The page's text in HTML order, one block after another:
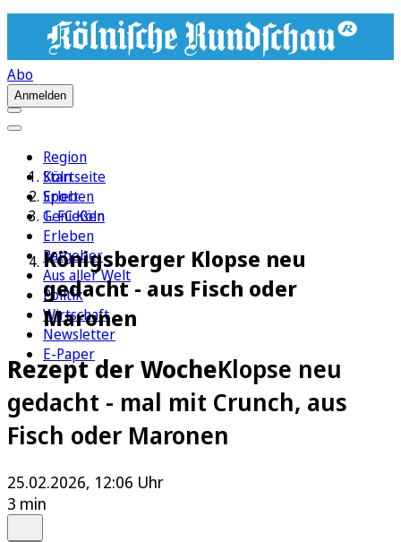
Abo
Anmelden
Region
Köln
Sport
1. FC Köln
Erleben
Ratgeber
Aus aller Welt
Politik
Wirtschaft
Newsletter
E-Paper
Startseite
Erleben
Genießen
Königsberger Klopse neu
gedacht - aus Fisch oder
Maronen
Rezept der WocheKlopse neu
gedacht - mal mit Crunch, aus
Fisch oder Maronen
25.02.2026, 12:06 Uhr
3 min